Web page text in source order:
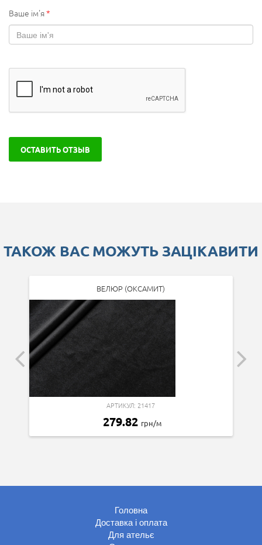
Ваше ім'я*
ОСТАВИТЬ ОТЗЫВ
ТАКОЖ ВАС МОЖУТЬ ЗАЦІКАВИТИ
ВЕЛЮР (ОКСАМИТ)
АРТИКУЛ: 21417
279.82 грн/м
Головна
Доставка і оплата
Для ательє